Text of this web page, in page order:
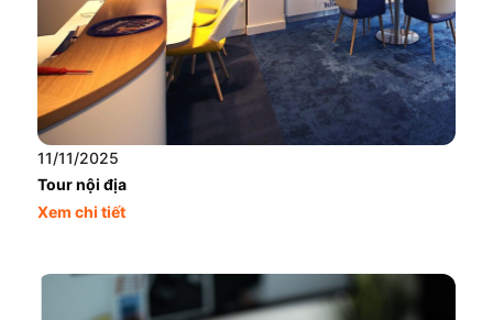
11/11/2025
Tour nội địa
Xem chi tiết